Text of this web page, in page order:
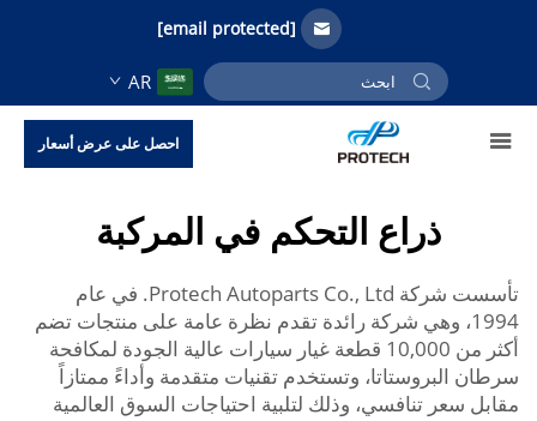
[email protected]
AR
احصل على عرض أسعار
ذراع التحكم في المركبة
تأسست شركة Protech Autoparts Co., Ltd. في عام
1994، وهي شركة رائدة تقدم نظرة عامة على منتجات تضم
أكثر من 10,000 قطعة غيار سيارات عالية الجودة لمكافحة
سرطان البروستاتا، وتستخدم تقنيات متقدمة وأداءً ممتازاً
مقابل سعر تنافسي، وذلك لتلبية احتياجات السوق العالمية